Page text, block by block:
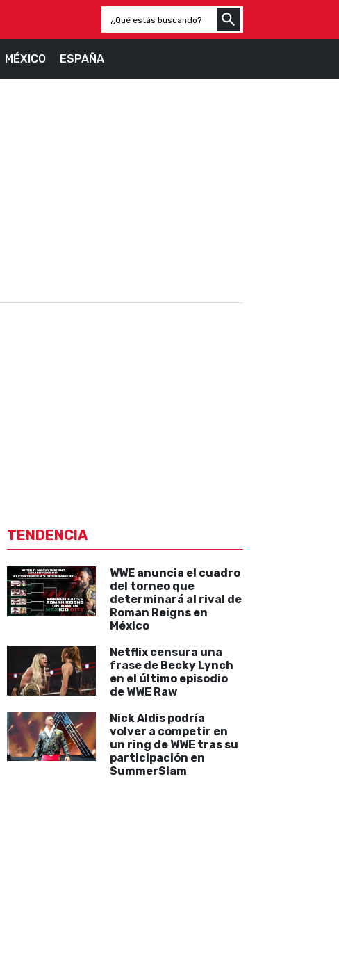
MÉXICO ESPAÑA
TENDENCIA
WWE anuncia el cuadro
del torneo que
determinará al rival de
Roman Reigns en
México
Netflix censura una
frase de Becky Lynch
en el último episodio
de WWE Raw
Nick Aldis podría
volver a competir en
un ring de WWE tras su
participación en
SummerSlam